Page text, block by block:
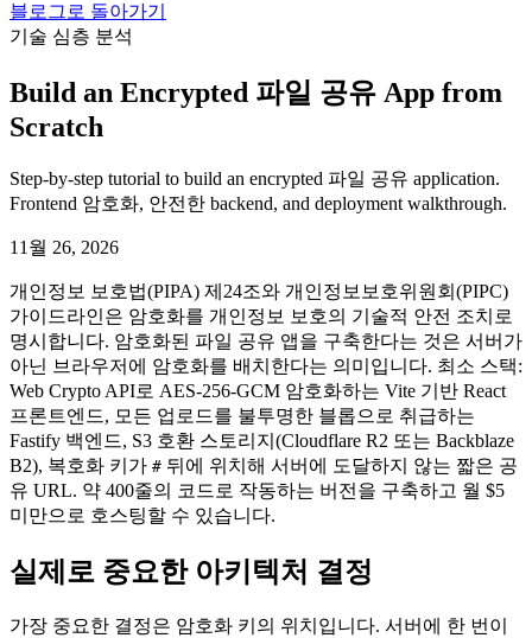
블로그로 돌아가기
기술 심층 분석
Build an Encrypted 파일 공유 App from
Scratch
Step-by-step tutorial to build an encrypted 파일 공유 application.
Frontend 암호화, 안전한 backend, and deployment walkthrough.
11월 26, 2026
개인정보 보호법(PIPA) 제24조와 개인정보보호위원회(PIPC)
가이드라인은 암호화를 개인정보 보호의 기술적 안전 조치로
명시합니다. 암호화된 파일 공유 앱을 구축한다는 것은 서버가
아닌 브라우저에 암호화를 배치한다는 의미입니다. 최소 스택:
Web Crypto API로 AES-256-GCM 암호화하는 Vite 기반 React
프론트엔드, 모든 업로드를 불투명한 블롭으로 취급하는
Fastify 백엔드, S3 호환 스토리지(Cloudflare R2 또는 Backblaze
B2), 복호화 키가 # 뒤에 위치해 서버에 도달하지 않는 짧은 공
유 URL. 약 400줄의 코드로 작동하는 버전을 구축하고 월 $5
미만으로 호스팅할 수 있습니다.
실제로 중요한 아키텍처 결정
가장 중요한 결정은 암호화 키의 위치입니다. 서버에 한 번이